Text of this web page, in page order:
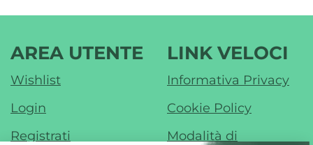
AREA UTENTE
Wishlist
Login
Registrati
LINK VELOCI
Informativa Privacy
Cookie Policy
Modalità di